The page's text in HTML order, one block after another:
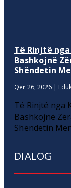
Të Rinjtë
Bashkojnë
Shëndetin
Qer 26, 2026 |
Të Rinjtë nga
Bashkojnë
Shëndetin
DIALOG